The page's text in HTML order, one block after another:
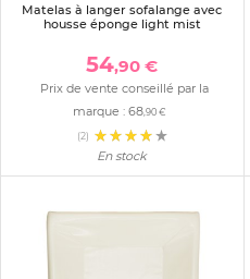
Matelas à langer sofalange avec
housse éponge light mist
54,90 €
Prix de vente conseillé par la
marque :68,90 €
(2)
En stock